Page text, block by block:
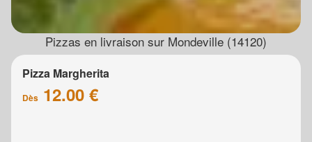
Pizzas en livraison sur Mondeville (14120)
Pizza Margherita
Dès 12.00 €